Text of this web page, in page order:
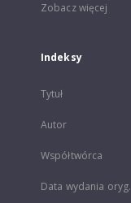
Zobacz więcej
Indeksy
Tytuł
Autor
Współtwórca
Data wydania oryg.